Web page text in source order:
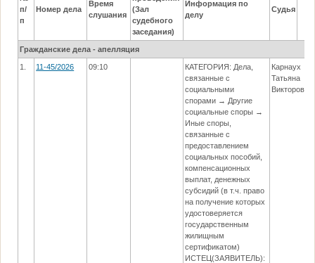
п/
п
Номер дела
Время
слушания
(Зал
судебного
заседания)
Информация по
делу
Судья
Гражданские дела - апелляция
1. 11-45/2026 09:10
КАТЕГОРИЯ: Дела,
связанные с
социальными
спорами → Другие
социальные споры →
Иные споры,
связанные с
предоставлением
социальных пособий,
компенсационных
выплат, денежных
субсидий (в т.ч. право
на получение которых
удостоверяется
государственным
жилищным
сертификатом)
ИСТЕЦ(ЗАЯВИТЕЛЬ):
Карнаух
Татьяна
Викторовна